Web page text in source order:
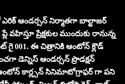
ఎరిక్ ఆండర్సన్ నిర్మాతగా బాల్టాజర్
వహిస్తూ ప్రేక్షకుల ముందుకు రానున్న
గై 001. ఈ చిత్రానికి ఆంటోన్ క్లౌడ్
డెన్నిస్ ఆండర్సన్ ప్రొడక్షన్
కార్ల్సన్ సినిమాటోగ్రాఫర్ గా పని